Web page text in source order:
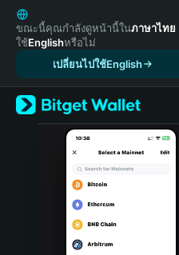
English
日本語
Tiếng Việt
Español (Latinoamérica)
Türkçe
Italiano
Português (Portugal)
Bahasa Indonesia
ขณะนี้คุณกำลังดูหน้านี้ในภาษาไทย
ใช้Englishหรือไม่
เปลี่ยนไปใช้English